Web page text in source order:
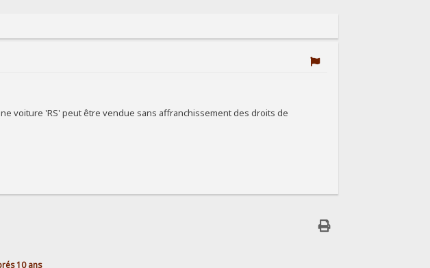
voiture 'RS' peut être vendue sans affranchissement des droits de
10 ans